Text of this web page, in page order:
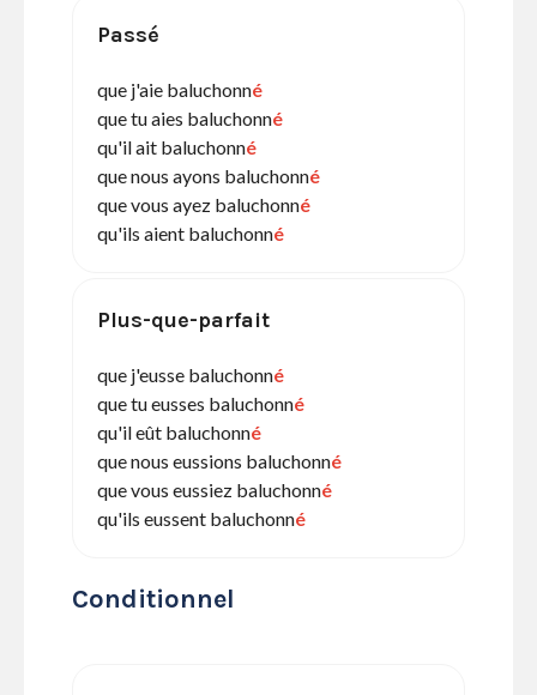
Passé
que j'aie baluchonné
que tu aies baluchonné
qu'il ait baluchonné
que nous ayons baluchonné
que vous ayez baluchonné
qu'ils aient baluchonné
Plus-que-parfait
que j'eusse baluchonné
que tu eusses baluchonné
qu'il eût baluchonné
que nous eussions baluchonné
que vous eussiez baluchonné
qu'ils eussent baluchonné
Conditionnel